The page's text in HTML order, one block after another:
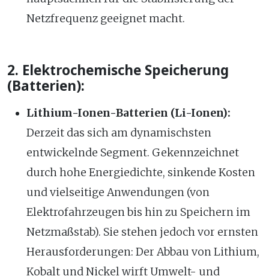
Netzfrequenz geeignet macht.
2. Elektrochemische Speicherung
(Batterien):
Lithium-Ionen-Batterien (Li-Ionen):
Derzeit das sich am dynamischsten
entwickelnde Segment. Gekennzeichnet
durch hohe Energiedichte, sinkende Kosten
und vielseitige Anwendungen (von
Elektrofahrzeugen bis hin zu Speichern im
Netzmaßstab). Sie stehen jedoch vor ernsten
Herausforderungen: Der Abbau von Lithium,
Kobalt und Nickel wirft Umwelt- und